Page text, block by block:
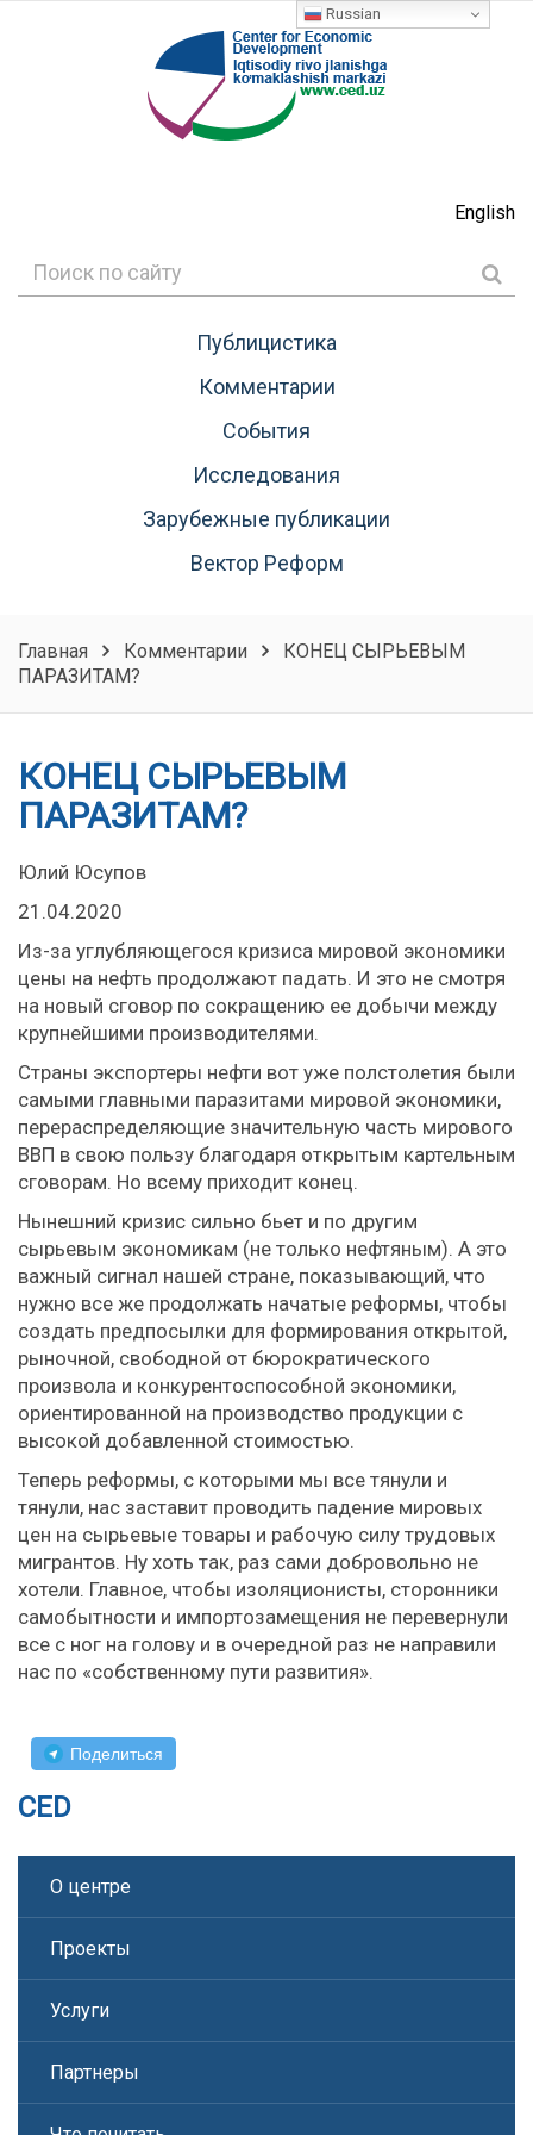
English
Публицистика
Комментарии
События
Исследования
Зарубежные публикации
Вектор Реформ
Главная Комментарии
КОНЕЦ СЫРЬЕВЫМ
ПАРАЗИТАМ?
КОНЕЦ СЫРЬЕВЫМ
ПАРАЗИТАМ?
Юлий Юсупов
21.04.2020
Из-за углубляющегося кризиса мировой экономики
цены на нефть продолжают падать. И это не смотря
на новый сговор по сокращению ее добычи между
крупнейшими производителями.
Страны экспортеры нефти вот уже полстолетия были
самыми главными паразитами мировой экономики,
перераспределяющие значительную часть мирового
ВВП в свою пользу благодаря открытым картельным
сговорам. Но всему приходит конец.
Нынешний кризис сильно бьет и по другим
сырьевым экономикам (не только нефтяным). А это
важный сигнал нашей стране, показывающий, что
нужно все же продолжать начатые реформы, чтобы
создать предпосылки для формирования открытой,
рыночной, свободной от бюрократического
произвола и конкурентоспособной экономики,
ориентированной на производство продукции с
высокой добавленной стоимостью.
Теперь реформы, с которыми мы все тянули и
тянули, нас заставит проводить падение мировых
цен на сырьевые товары и рабочую силу трудовых
мигрантов. Ну хоть так, раз сами добровольно не
хотели. Главное, чтобы изоляционисты, сторонники
самобытности и импортозамещения не перевернули
все с ног на голову и в очередной раз не направили
нас по «собственному пути развития».
Поделиться
CED
О центре
Проекты
Услуги
Партнеры
Russian